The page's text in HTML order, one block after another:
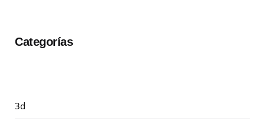
Categorías
3d